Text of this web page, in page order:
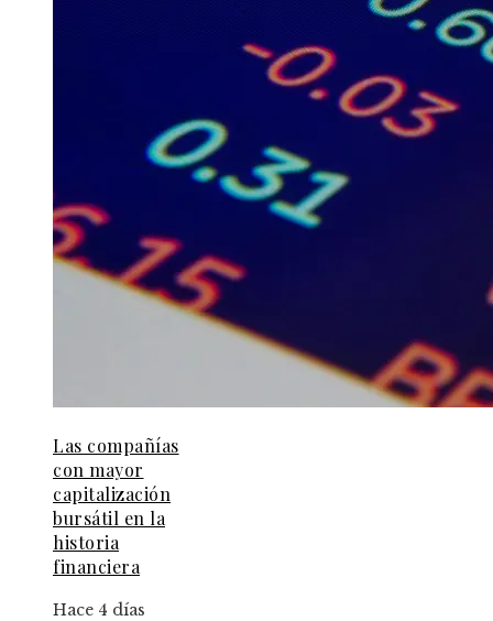
Las compañías
con mayor
capitalización
bursátil en la
historia
financiera
Hace 4 días